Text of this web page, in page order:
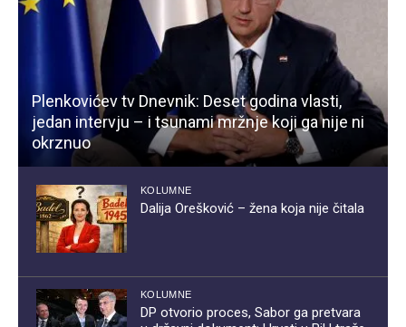
Plenkovićev tv Dnevnik: Deset godina vlasti,
jedan intervju – i tsunami mržnje koji ga nije ni
okrznuo
KOLUMNE
Dalija Orešković – žena koja nije čitala
KOLUMNE
DP otvorio proces, Sabor ga pretvara